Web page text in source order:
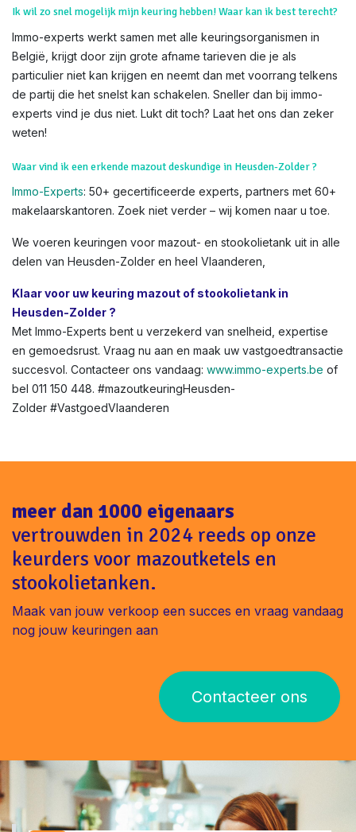
Ik wil zo snel mogelijk mijn keuring hebben! Waar kan ik best terecht?
Immo-experts werkt samen met alle keuringsorganismen in
België, krijgt door zijn grote afname tarieven die je als
particulier niet kan krijgen en neemt dan met voorrang telkens
de partij die het snelst kan schakelen. Sneller dan bij immo-
experts vind je dus niet. Lukt dit toch? Laat het ons dan zeker
weten!
Waar vind ik een erkende mazout deskundige in Heusden-Zolder ?
Immo-Experts: 50+ gecertificeerde experts, partners met 60+
makelaarskantoren. Zoek niet verder – wij komen naar u toe.
We voeren keuringen voor mazout- en stookolietank uit in alle
delen van Heusden-Zolder en heel Vlaanderen,
Klaar voor uw keuring mazout of stookolietank in
Heusden-Zolder ?
Met Immo-Experts bent u verzekerd van snelheid, expertise
en gemoedsrust. Vraag nu aan en maak uw vastgoedtransactie
succesvol. Contacteer ons vandaag: www.immo-experts.be of
bel 011 150 448. #mazoutkeuringHeusden-
Zolder #VastgoedVlaanderen
meer dan 1000 eigenaars
vertrouwden in 2024 reeds op onze
keurders voor mazoutketels en
stookolietanken.
Maak van jouw verkoop een succes en vraag vandaag
nog jouw keuringen aan
Contacteer ons